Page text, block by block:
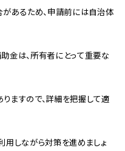
があるため、申請前には自治体
金は、所有者にとって重要な
ますので、詳細を把握して適
用しながら対策を進めましょ